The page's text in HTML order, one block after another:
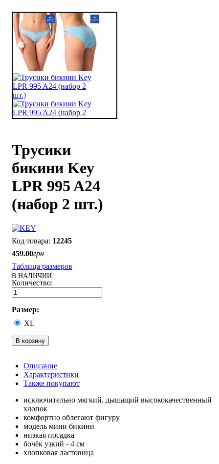
Трусики
бикини Key
LPR 995 A24
(набор 2 шт.)
12245
459.00грн
Таблица размеров
В НАЛИЧИИ
Размер:
XL
В корзину
Описание
Характеристики
Также покупают
исключительно мягкий, дышащий высококачественный
хлопок
комфортно облегают фигуру
модель мини бикини
низкая посадка
бочёк узкий - 4 см
хлопковая ластовица